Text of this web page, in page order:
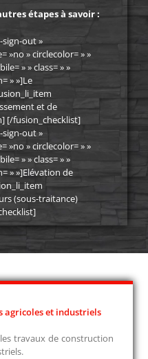
étapes à savoir :
sign-out »
»no » circlecolor= » »
» » class= » »
» »]Le
et de
[/fusion_checklist]
sign-out »
»no » circlecolor= » »
» » class= » »
» »]Elévation de
(sous-traitance)
agricoles et industriels
travaux de construction